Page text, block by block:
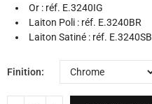
Or : réf. E.3240IG
Laiton Poli : réf. E.3240BR
Laiton Satiné : réf. E.3240SB
Finition